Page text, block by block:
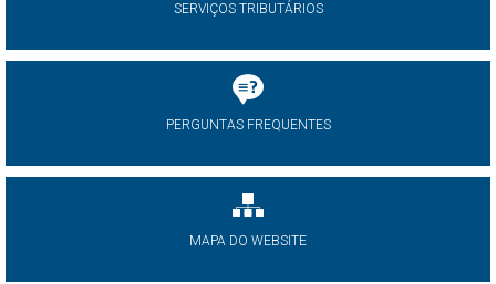
SERVIÇOS TRIBUTÁRIOS
PERGUNTAS FREQUENTES
MAPA DO WEBSITE